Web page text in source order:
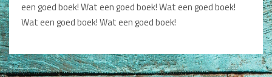
een goed boek! Wat een goed boek! Wat een goed boek!
Wat een goed boek! Wat een goed boek!